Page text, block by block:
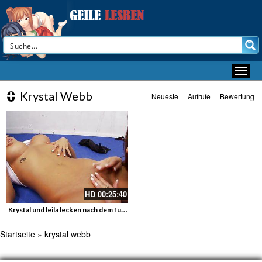
Krystal Webb Neueste Aufrufe Bewertung
HD 00:25:40
Krystal und leila lecken nach dem fussball
Startseite » krystal webb